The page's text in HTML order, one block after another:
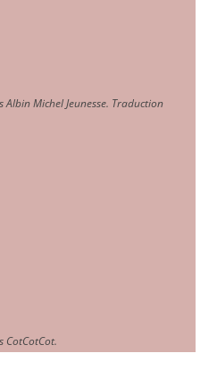
Michel Jeunesse. Traduction